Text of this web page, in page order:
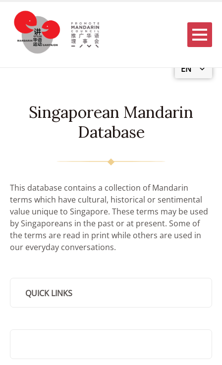
EN
Menu
Singaporean Mandarin
Database
This database contains a collection of Mandarin
terms which have cultural, historical or sentimental
value unique to Singapore. These terms may be used
by Singaporeans in the past or at present. Some of
the terms are read in print while others are used in
our everyday conversations.
QUICK LINKS